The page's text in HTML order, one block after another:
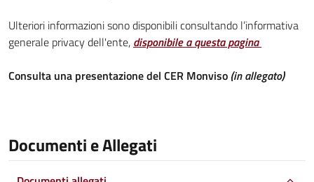
Ulteriori informazioni sono disponibili consultando l’informativa
generale privacy dell'ente, disponibile a questa pagina
Consulta una presentazione del CER Monviso (in allegato)
Documenti e Allegati